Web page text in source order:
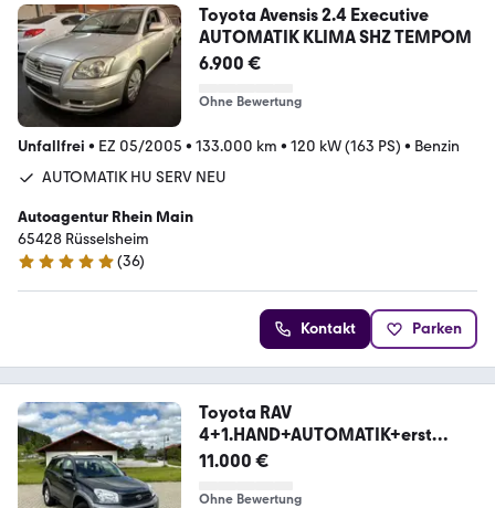
Toyota Avensis 2.4 Executive
AUTOMATIK KLIMA SHZ TEMPOM
6.900 €
Ohne Bewertung
Unfallfrei • EZ 05/2005 • 133.000 km • 120 kW (163 PS) • Benzin
AUTOMATIK HU SERV NEU
Autoagentur Rhein Main
65428 Rüsselsheim
4.9 Sterne
(36)
Kontakt Parken
Toyota RAV
4+1.HAND+AUTOMATIK+erst
73.500 km+ 4x4
11.000 €
Ohne Bewertung